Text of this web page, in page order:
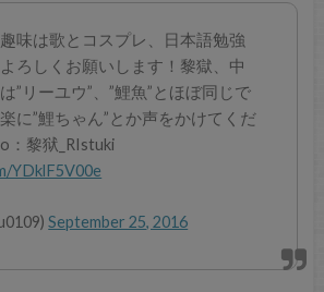
味は歌とコスプレ、日本語勉強
ろしくお願いします！黎獄、中
”リーユウ”、”鯉魚”とほぼ同じで
に”鯉ちゃん”とか声をかけてくだ
：黎狱_RIstuki
YDklF5V00e
September 25, 2016